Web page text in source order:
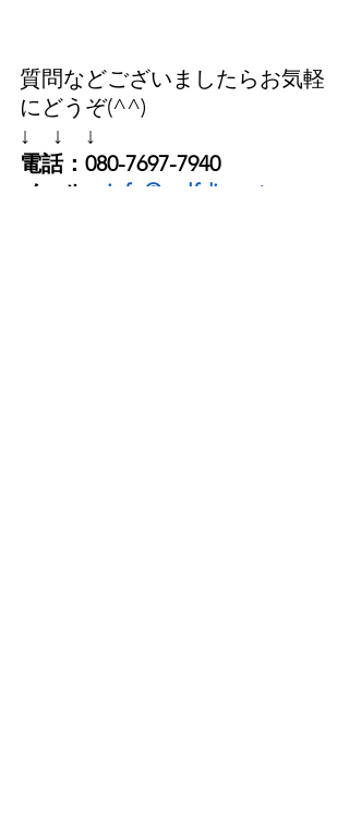
質問などございましたらお気軽
にどうぞ(^^)
↓　↓　↓
電話：080-7697-7940
メール： info@golfdia.net